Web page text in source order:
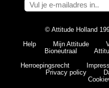
© Attitude Holland
Help
Mijn Attitude
Bioneutraal
Herroepingsrecht
Privacy policy